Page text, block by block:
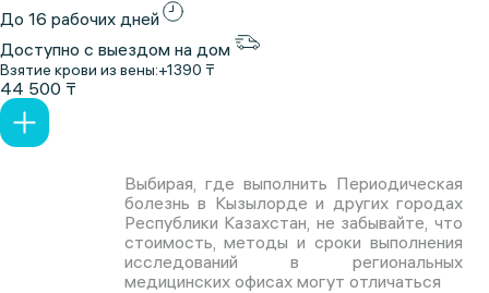
До 16 рабочих дней
Доступно с выездом на дом
Взятие крови из вены:+1390 ₸
44 500 ₸
Выбирая, где выполнить Периодическая
болезнь в Кызылорде и других городах
Республики Казахстан, не забывайте, что
стоимость, методы и сроки выполнения
исследований в региональных
медицинских офисах могут отличаться